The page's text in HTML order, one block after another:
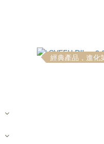
經典產品，進化